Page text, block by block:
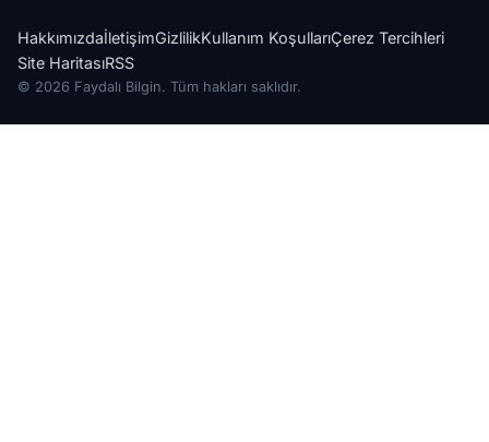
HakkımızdaİletişimGizlilikKullanım KoşullarıÇerez Tercihleri
Site HaritasıRSS
© 2026 Faydalı Bilgin. Tüm hakları saklıdır.